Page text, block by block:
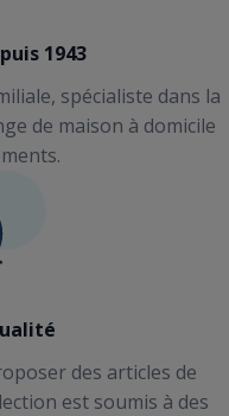
1943
spécialiste dans la
de maison à domicile
des articles de
est soumis à des